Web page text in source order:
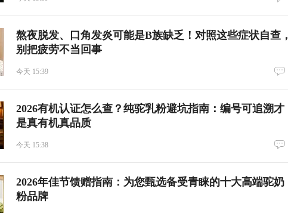
熬夜脱发、口角发炎可能是B族缺乏！对照这些症状自查，
别把疲劳不当回事
今天 15:39
2026有机认证怎么查？纯驼乳粉避坑指南：编号可追溯才
是真有机真品质
今天 15:38
2026年佳节馈赠指南：为您甄选备受青睐的十大高端驼奶
粉品牌